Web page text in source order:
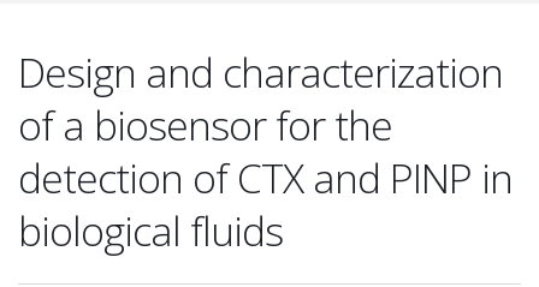
Design and characterization
of a biosensor for the
detection of CTX and PINP in
biological fluids